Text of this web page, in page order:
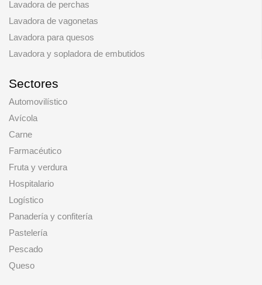
Lavadora de perchas
Lavadora de vagonetas
Lavadora para quesos
Lavadora y sopladora de embutidos
Sectores
Automovilístico
Avícola
Carne
Farmacéutico
Fruta y verdura
Hospitalario
Logístico
Panadería y confitería
Pastelería
Pescado
Queso